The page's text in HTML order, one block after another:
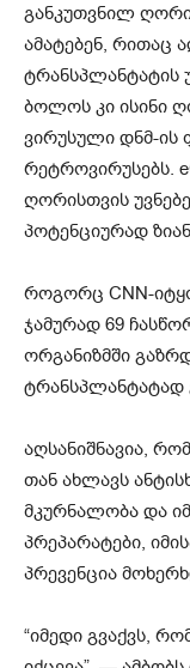
განკუთვნილ
ამატებენ, რითაც
ტრანსპლანტატის
ბოლოს კი ისინი
ვირუსული დნმ-ის
რეტროვირუსებს.
ღორისთვის
პოტენციურად
როგორც CNN-
ჯამურად 69
ორგანიზმში
ტრანსპლანტატად
აღსანიშნავია,
თან ახლავს
მკურნალობა და
პრეპარატები,
პრევენცია
“იმედი გვაქვს,